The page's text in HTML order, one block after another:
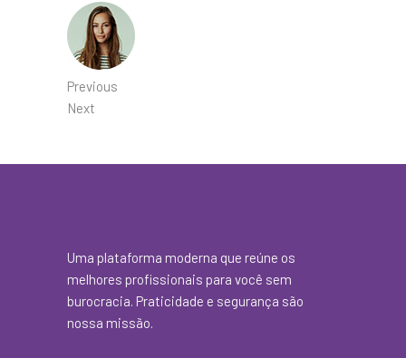
Previous
Next
Uma plataforma moderna que reúne os
melhores profissionais para você sem
burocracia. Praticidade e segurança são
nossa missão.